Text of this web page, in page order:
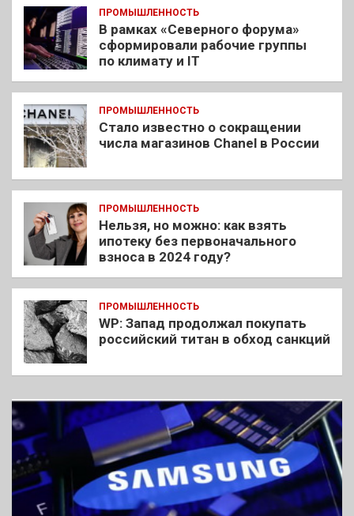
ПРОМЫШЛЕННОСТЬ
В рамках «Северного форума»
сформировали рабочие группы
по климату и IT
ПРОМЫШЛЕННОСТЬ
Стало известно о сокращении
числа магазинов Chanel в России
ПРОМЫШЛЕННОСТЬ
Нельзя, но можно: как взять
ипотеку без первоначального
взноса в 2024 году?
ПРОМЫШЛЕННОСТЬ
WP: Запад продолжал покупать
российский титан в обход санкций